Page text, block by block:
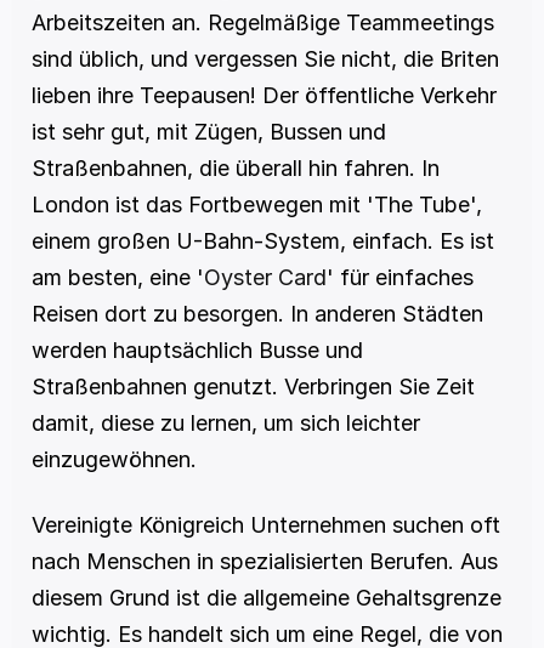
Arbeitszeiten an. Regelmäßige Teammeetings
sind üblich, und vergessen Sie nicht, die Briten
lieben ihre Teepausen! Der öffentliche Verkehr
ist sehr gut, mit Zügen, Bussen und
Straßenbahnen, die überall hin fahren. In
London ist das Fortbewegen mit 'The Tube',
einem großen U-Bahn-System, einfach. Es ist
am besten, eine 'Oyster Card' für einfaches
Reisen dort zu besorgen. In anderen Städten
werden hauptsächlich Busse und
Straßenbahnen genutzt. Verbringen Sie Zeit
damit, diese zu lernen, um sich leichter
einzugewöhnen.
Vereinigte Königreich Unternehmen suchen oft
nach Menschen in spezialisierten Berufen. Aus
diesem Grund ist die allgemeine Gehaltsgrenze
wichtig. Es handelt sich um eine Regel, die von